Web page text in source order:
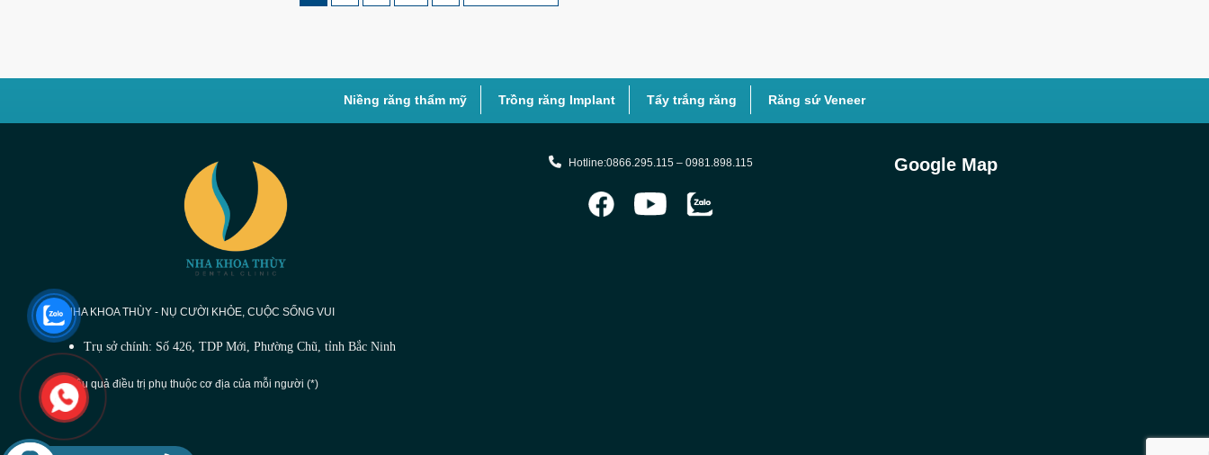
Niềng răng thẩm mỹ Trồng răng Implant Tẩy trắng răng Răng sứ Veneer
NHA KHOA THÙY - NỤ CƯỜI KHỎE, CUỘC SỐNG VUI
Trụ sở chính: Số 426, TDP Mới, Phường Chũ, tỉnh Bắc Ninh
Hiệu quả điều trị phụ thuộc cơ địa của mỗi người (*)
Hotline:0866.295.115 – 0981.898.115 Google Map